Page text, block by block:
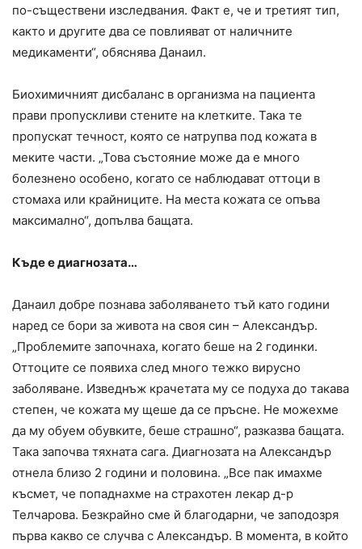
по-съществени изследвания. Факт е, че и третият тип,
както и другите два се повлияват от наличните
медикаменти“, обяснява Данаил.
Биохимичният дисбаланс в организма на пациента
прави пропускливи стените на клетките. Така те
пропускат течност, която се натрупва под кожата в
меките части. „Това състояние може да е много
болезнено особено, когато се наблюдават оттоци в
стомаха или крайниците. На места кожата се опъва
максимално“, допълва бащата.
Къде е диагнозата…
Данаил добре познава заболяването тъй като години
наред се бори за живота на своя син – Александър.
„Проблемите започнаха, когато беше на 2 годинки.
Оттоците се появиха след много тежко вирусно
заболяване. Изведнъж крачетата му се подуха до такава
степен, че кожата му щеше да се пръсне. Не можехме
да му обуем обувките, беше страшно“, разказва бащата.
Така започва тяхната сага. Диагнозата на Александър
отнела близо 2 години и половина. „Все пак имахме
късмет, че попаднахме на страхотен лекар д-р
Телчарова. Безкрайно сме й благодарни, че заподозря
първа какво се случва с Александър. В момента, в който